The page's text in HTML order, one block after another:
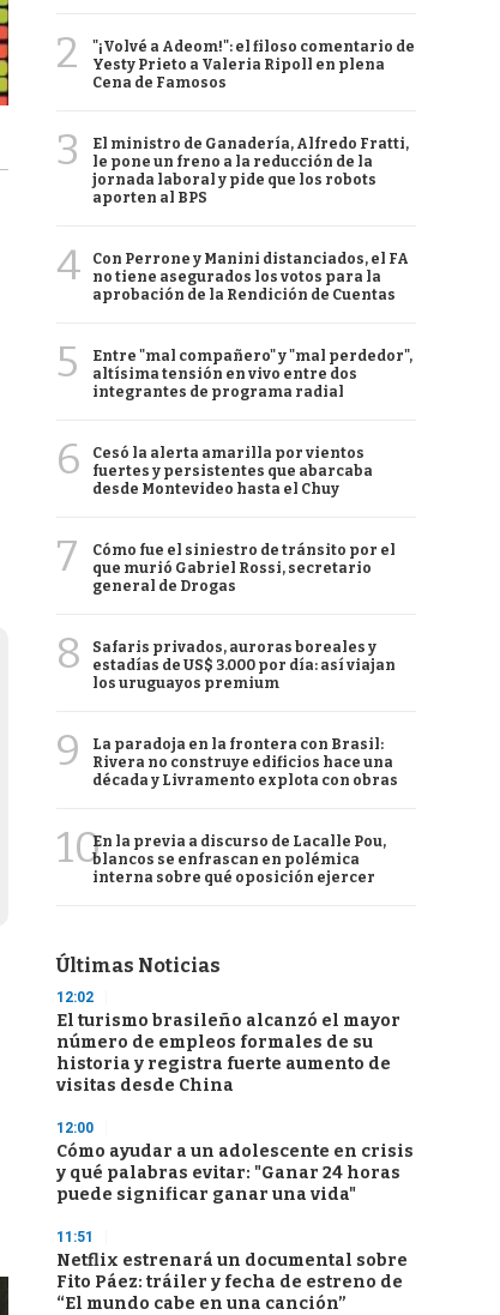
2
"¡Volvé a Adeom!": el filoso comentario de
Yesty Prieto a Valeria Ripoll en plena
Cena de Famosos
3
El ministro de Ganadería, Alfredo Fratti,
le pone un freno a la reducción de la
jornada laboral y pide que los robots
aporten al BPS
4
Con Perrone y Manini distanciados, el FA
no tiene asegurados los votos para la
aprobación de la Rendición de Cuentas
5
Entre "mal compañero" y "mal perdedor",
altísima tensión en vivo entre dos
integrantes de programa radial
6
Cesó la alerta amarilla por vientos
fuertes y persistentes que abarcaba
desde Montevideo hasta el Chuy
7
Cómo fue el siniestro de tránsito por el
que murió Gabriel Rossi, secretario
general de Drogas
8
Safaris privados, auroras boreales y
estadías de US$ 3.000 por día: así viajan
los uruguayos premium
9
La paradoja en la frontera con Brasil:
Rivera no construye edificios hace una
década y Livramento explota con obras
10En la previa a discurso de Lacalle Pou,
blancos se enfrascan en polémica
interna sobre qué oposición ejercer
Últimas Noticias
12:02
El turismo brasileño alcanzó el mayor
número de empleos formales de su
historia y registra fuerte aumento de
visitas desde China
12:00
Cómo ayudar a un adolescente en crisis
y qué palabras evitar: "Ganar 24 horas
puede significar ganar una vida"
11:51
Netflix estrenará un documental sobre
Fito Páez: tráiler y fecha de estreno de
“El mundo cabe en una canción”